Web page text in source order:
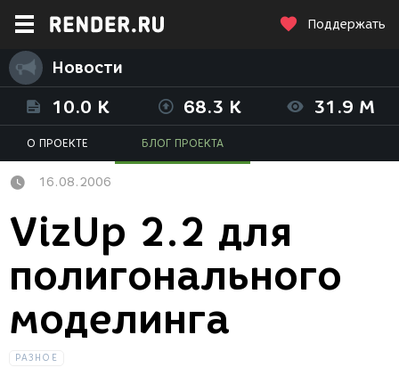
Поддержать
Новости
10.0 K 68.3 K 31.9 M
О ПРОЕКТЕ БЛОГ ПРОЕКТА
16.08.2006
VizUp 2.2 для
полигонального
моделинга
РАЗНОЕ